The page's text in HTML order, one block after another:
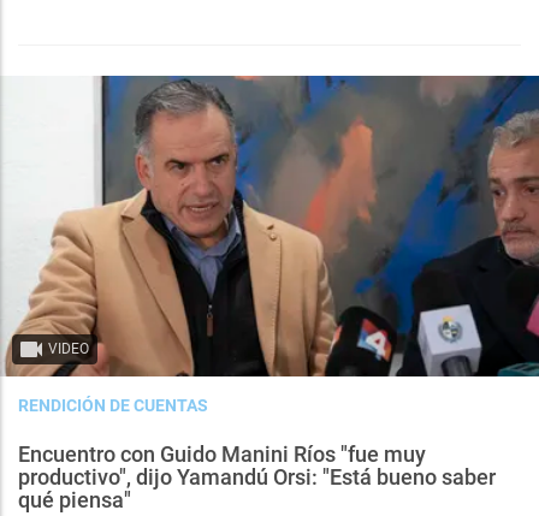
VIDEO
RENDICIÓN DE CUENTAS
Encuentro con Guido Manini Ríos "fue muy
productivo", dijo Yamandú Orsi: "Está bueno saber
qué piensa"